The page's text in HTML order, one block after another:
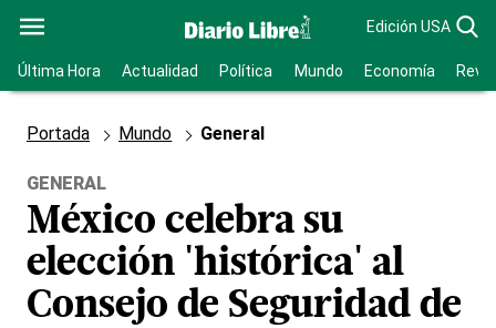
Edición USA
Última Hora Actualidad Política Mundo Economía
Portada Mundo General
GENERAL
México celebra su
elección 'histórica' al
Consejo de Seguridad de